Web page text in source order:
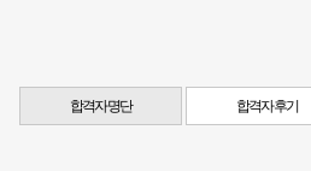
합격자 명단 합격자 후기